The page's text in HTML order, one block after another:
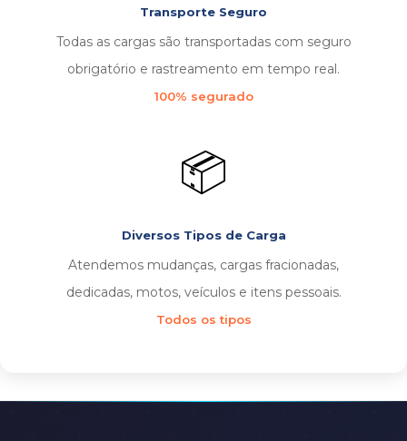
Transporte Seguro
Todas as cargas são transportadas com seguro
obrigatório e rastreamento em tempo real.
100% segurado
📦
Diversos Tipos de Carga
Atendemos mudanças, cargas fracionadas,
dedicadas, motos, veículos e itens pessoais.
Todos os tipos